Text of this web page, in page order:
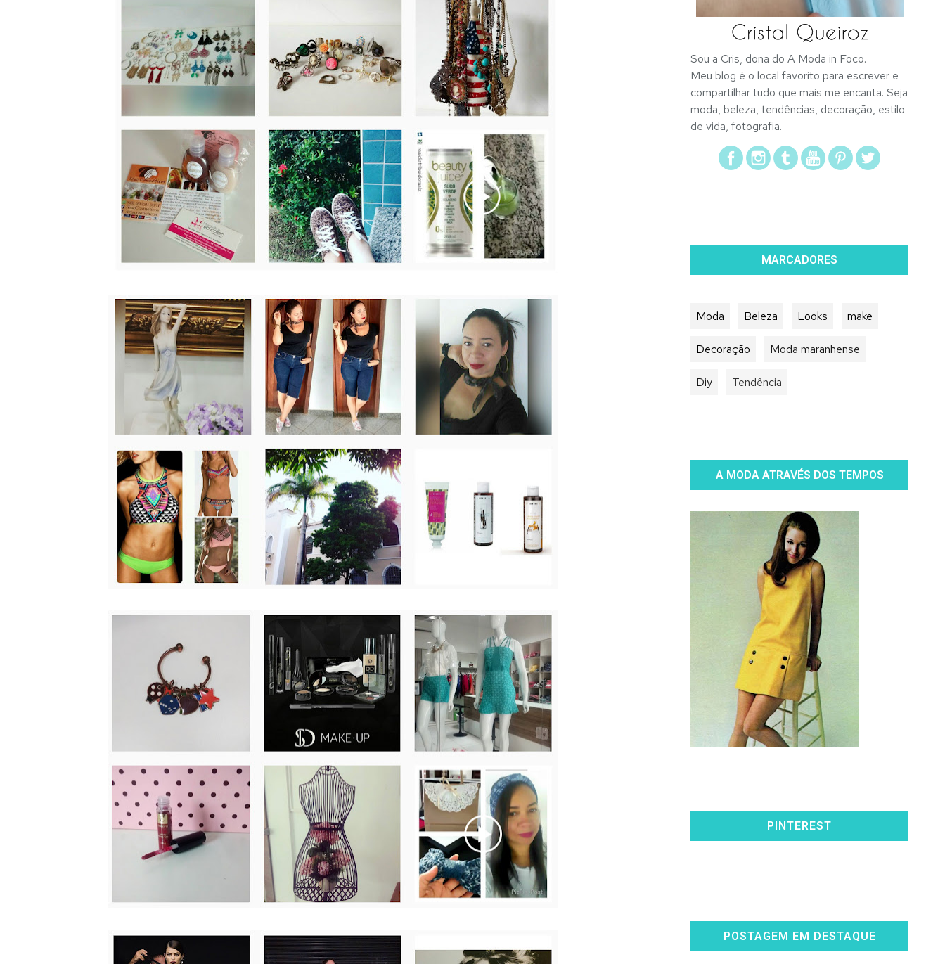
Sou a Cris, dona do A Moda in Foco.
Meu blog é o local favorito para escrever e
compartilhar tudo que mais me encanta. Seja
moda, beleza, tendências, decoração, estilo
de vida, fotografia.
MARCADORES
Moda Beleza Looks make
Decoração Moda maranhense
Diy Tendência
A MODA ATRAVÉS DOS TEMPOS
PINTEREST
POSTAGEM EM DESTAQUE